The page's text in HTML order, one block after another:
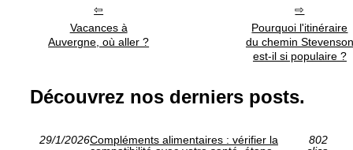
Vacances à
Auvergne, où aller ?
Pourquoi l'itinéraire
du chemin Stevenson
est-il si populaire ?
Découvrez nos derniers posts.
29/1/2026Compléments alimentaires : vérifier la
802